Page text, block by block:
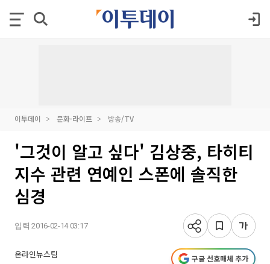
이투데이 문화·라이프 방송/TV
'그것이 알고 싶다' 김상중, 타히티
지수 관련 연예인 스폰에 솔직한
심경
입력 2016-02-14 03:17
온라인뉴스팀 구글 선호매체 추가